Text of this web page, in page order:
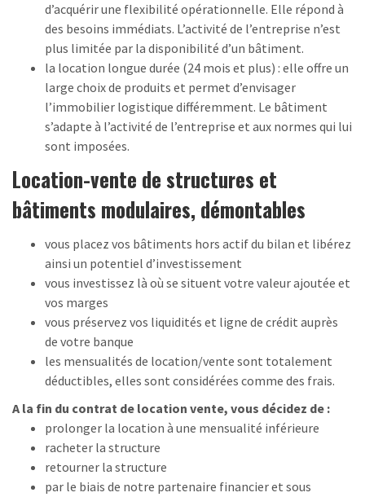
d’acquérir une flexibilité opérationnelle. Elle répond à
des besoins immédiats. L’activité de l’entreprise n’est
plus limitée par la disponibilité d’un bâtiment.
la location longue durée (24 mois et plus) : elle offre un
large choix de produits et permet d’envisager
l’immobilier logistique différemment. Le bâtiment
s’adapte à l’activité de l’entreprise et aux normes qui lui
sont imposées.
Location-vente de structures et
bâtiments modulaires, démontables
vous placez vos bâtiments hors actif du bilan et libérez
ainsi un potentiel d’investissement
vous investissez là où se situent votre valeur ajoutée et
vos marges
vous préservez vos liquidités et ligne de crédit auprès
de votre banque
les mensualités de location/vente sont totalement
déductibles, elles sont considérées comme des frais.
A la fin du contrat de location vente, vous décidez de :
prolonger la location à une mensualité inférieure
racheter la structure
retourner la structure
par le biais de notre partenaire financier et sous